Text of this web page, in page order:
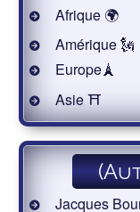
Afrique 🌍
Amérique 🗽
Europe🗼
Asie ⛩
Jacques